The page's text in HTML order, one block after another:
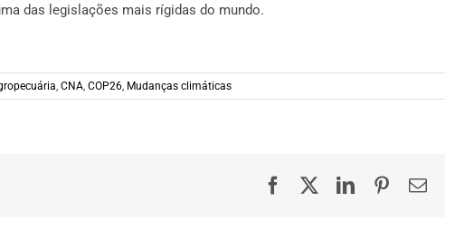
das legislações mais rígidas do mundo.
, CNA, COP26, Mudanças climáticas
FacebookLinkedInPinterest
E-